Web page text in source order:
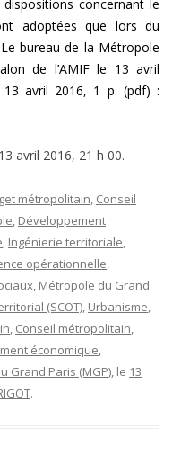
concernant le
adoptées que lors du
bureau de la Métropole
de l’AMIF le 13 avril
13 avril 2016, 1 p. (pdf) :
avril 2016, 21 h 00.
métropolitain, Conseil
, Développement
, Ingénierie territoriale,
opérationnelle,
, Métropole du Grand
(SCOT), Urbanisme,
, Conseil métropolitain,
économique,
Grand Paris (MGP), le 13
.